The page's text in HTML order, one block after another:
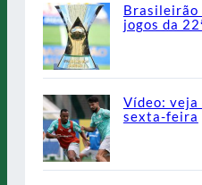
Brasileirão
jogos da
Vídeo: veja
sexta-feira